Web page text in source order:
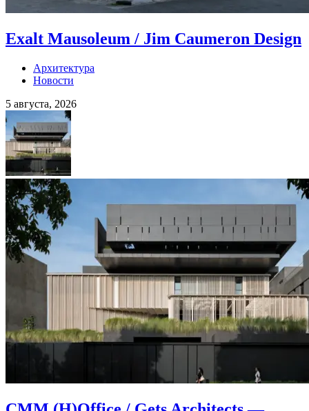
Exalt Mausoleum / Jim Caumeron Design
Архитектура
Новости
5 августа, 2026